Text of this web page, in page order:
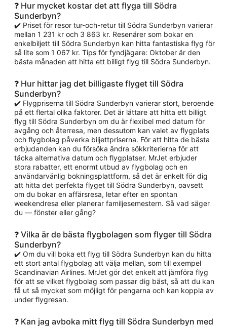
❓ Hur mycket kostar det att flyga till Södra
Sunderbyn?
✔️ Priset för resor tur-och-retur till Södra Sunderbyn varierar
mellan 1 231 kr och 3 863 kr. Resenärer som bokar en
enkelbiljett till Södra Sunderbyn kan hitta fantastiska flyg för
så lite som 1 067 kr. Tips för fyndjägare: Oktober är den
bästa månaden att hitta ett billigt flyg till Södra Sunderbyn.
❓ Hur hittar jag det billigaste flyget till Södra
Sunderbyn?
✔️ Flygpriserna till Södra Sunderbyn varierar stort, beroende
på ett flertal olika faktorer. Det är lättare att hitta ett billigt
flyg till Södra Sunderbyn om du är flexibel med datum för
avgång och återresa, men dessutom kan valet av flygplats
och flygbolag påverka biljettpriserna. För att hitta de bästa
erbjudanden kan du försöka ändra sökkriterierna för att
täcka alternativa datum och flygplatser. MrJet erbjuder
stora rabatter, ett enormt utbud av flygbolag och en
användarvänlig bokningsplattform, så det är enkelt för dig
att hitta det perfekta flyget till Södra Sunderbyn, oavsett
om du bokar en affärsresa, letar efter en spontan
weekendresa eller planerar familjesemestern. Så vad säger
du — fönster eller gång?
❓ Vilka är de bästa flygbolagen som flyger till Södra
Sunderbyn?
✔️ Om du vill boka ett flyg till Södra Sunderbyn kan du hitta
ett stort antal flygbolag att välja mellan, som till exempel
Scandinavian Airlines. MrJet gör det enkelt att jämföra flyg
för att se vilket flygbolag som passar dig bäst, så att du kan
få ut så mycket som möjligt för pengarna och kan koppla av
under flygresan.
❓ Kan jag avboka mitt flyg till Södra Sunderbyn med